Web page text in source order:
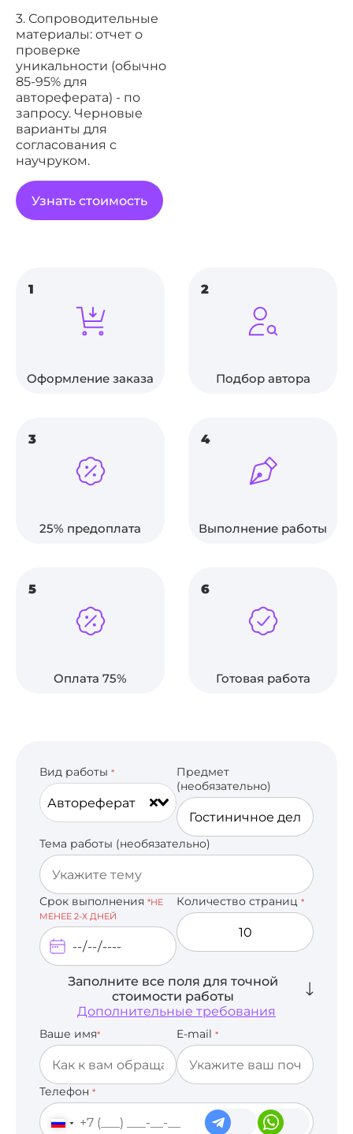
3. Сопроводительные
материалы: отчет о
проверке
уникальности (обычно
85-95% для
автореферата) - по
запросу. Черновые
варианты для
согласования с
научруком.
Узнать стоимость
1
Оформление заказа
2
Подбор автора
3
25% предоплата
4
Выполнение работы
5
Оплата 75%
6
Готовая работа
Вид работы *
Автореферат
Предмет
(необязательно)
Тема работы (необязательно)
Срок выполнения *НЕ
МЕНЕЕ 2-Х ДНЕЙ
Количество страниц *
Заполните все поля для точной
стоимости работы
Дополнительные требования
Ваше имя* E-mail *
Телефон *